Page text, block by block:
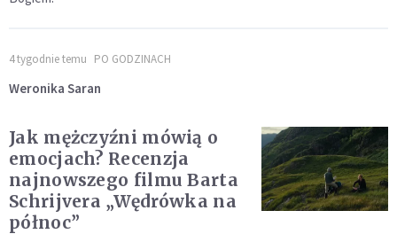
4 tygodnie temu PO GODZINACH
Weronika Saran
Jak mężczyźni mówią o
emocjach? Recenzja
najnowszego filmu Barta
Schrijvera „Wędrówka na
północ”